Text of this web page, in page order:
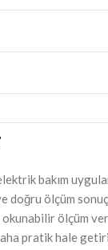
bakım
doğru ölçüm
ölçüm
pratik hale